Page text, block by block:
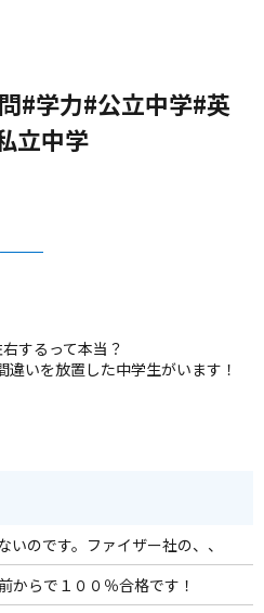
#学力#公立中学#英
立中学
するって本当？
違いを放置した中学生がいます！
のです。ファイザー社の、、
からで１００％合格です！